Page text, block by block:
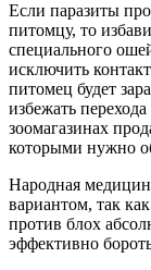
Если паразиты
питомцу, то
специального
исключить
питомец будет
избежать
зоомагазинах
которыми нужно
Народная
вариантом, так
против блох
эффективно